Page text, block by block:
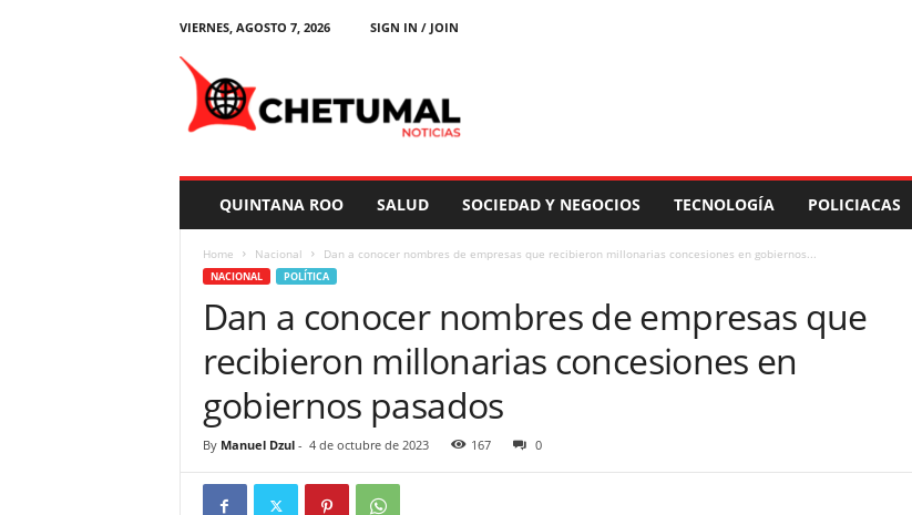
VIERNES, AGOSTO 7, 2026
SIGN IN / JOIN
QUINTANA ROO SALUD SOCIEDAD Y NEGOCIOS TECNOLOGÍA POLICIACAS
Home Nacional Dan a conocer nombres de empresas que recibieron millonarias concesiones en gobiernos...
NACIONAL POLÍTICA
Dan a conocer nombres de empresas que
recibieron millonarias concesiones en
gobiernos pasados
By Manuel Dzul- 4 de octubre de 2023 167 0